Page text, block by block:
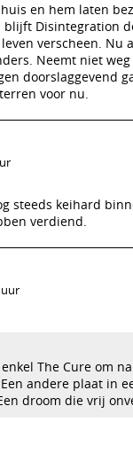
en hem laten
Disintegration
verscheen. Nu
Neemt niet
doorslaggevend
voor nu.
steeds keihard
verdiend.
uur
The Cure om
andere plaat in
droom die vrij